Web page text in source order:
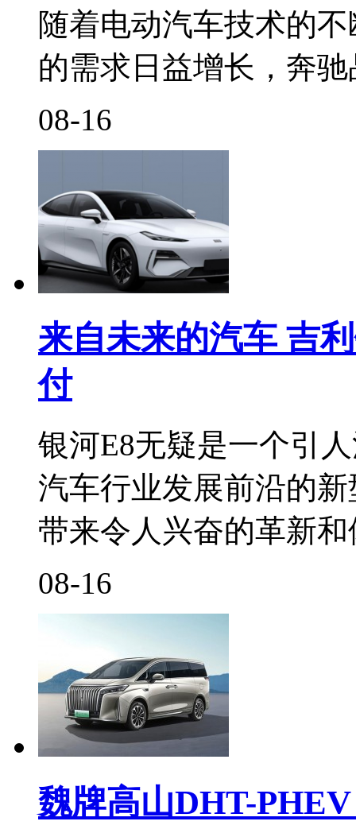
随着电动汽车技术的
的需求日益增长，奔
08-16
来自未来的汽车 吉
付
银河E8无疑是一个引
汽车行业发展前沿的
带来令人兴奋的革新
08-16
魏牌高山DHT-